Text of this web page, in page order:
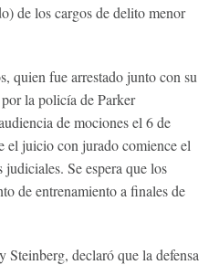
de los cargos de delito menor
quien fue arrestado junto con su
la policía de Parker
de mociones el 6 de
el juicio con jurado comience el
Se espera que los
de entrenamiento a finales de
declaró que la defensa